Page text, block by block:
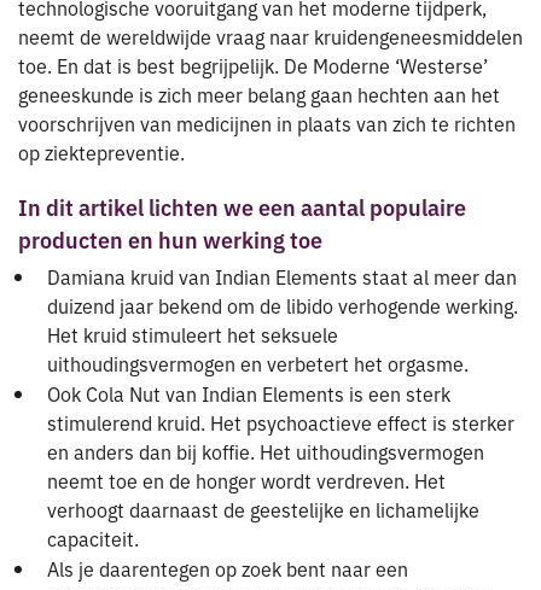
technologische vooruitgang van het moderne tijdperk,
neemt de wereldwijde vraag naar kruidengeneesmiddelen
toe. En dat is best begrijpelijk. De Moderne ‘Westerse’
geneeskunde is zich meer belang gaan hechten aan het
voorschrijven van medicijnen in plaats van zich te richten
op ziektepreventie.
In dit artikel lichten we een aantal populaire
producten en hun werking toe
Damiana kruid van Indian Elements staat al meer dan
duizend jaar bekend om de libido verhogende werking.
Het kruid stimuleert het seksuele
uithoudingsvermogen en verbetert het orgasme.
Ook Cola Nut van Indian Elements is een sterk
stimulerend kruid. Het psychoactieve effect is sterker
en anders dan bij koffie. Het uithoudingsvermogen
neemt toe en de honger wordt verdreven. Het
verhoogt daarnaast de geestelijke en lichamelijke
capaciteit.
Als je daarentegen op zoek bent naar een